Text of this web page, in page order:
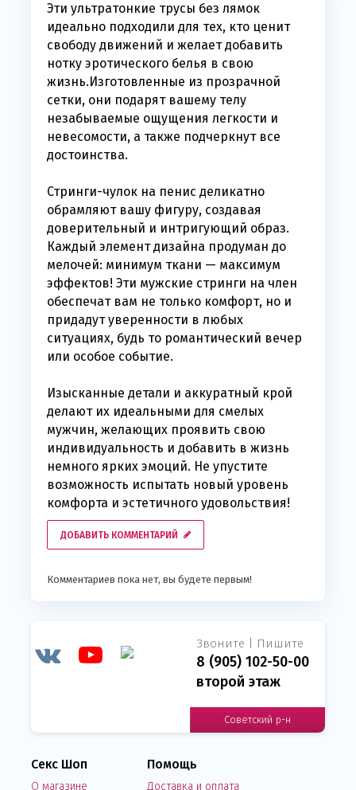
Эти ультратонкие трусы без лямок
идеально подходили для тех, кто ценит
свободу движений и желает добавить
нотку эротического белья в свою
жизнь.Изготовленные из прозрачной
сетки, они подарят вашему телу
незабываемые ощущения легкости и
невесомости, а также подчеркнут все
достоинства.
Стринги-чулок на пенис деликатно
обрамляют вашу фигуру, создавая
доверительный и интригующий образ.
Каждый элемент дизайна продуман до
мелочей: минимум ткани — максимум
эффектов! Эти мужские стринги на член
обеспечат вам не только комфорт, но и
придадут уверенности в любых
ситуациях, будь то романтический вечер
или особое событие.
Изысканные детали и аккуратный крой
делают их идеальными для смелых
мужчин, желающих проявить свою
индивидуальность и добавить в жизнь
немного ярких эмоций. Не упустите
возможность испытать новый уровень
комфорта и эстетичного удовольствия!
ДОБАВИТЬ КОММЕНТАРИЙ
Комментариев пока нет, вы будете первым!
Звоните | Пишите
8 (905) 102-50-00
второй этаж
Советский р-н
Секс Шоп
О магазине
Помощь
Доставка и оплата